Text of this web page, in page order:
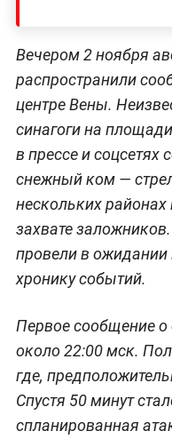
Вечером 2 ноября
распространили
центре Вены.
синагоги на
в прессе и соцсетях
снежный ком —
нескольких
захвате
провели в ожидании
хронику событий.
Первое сообщение о
около 22:00 мск.
где,
Спустя 50 минут
спланированная